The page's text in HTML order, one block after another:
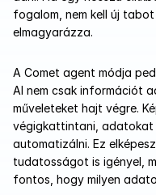
fogalom, nem kell új
elmagyarázza.
A Comet agent módja
AI nem csak információt
műveleteket hajt végre.
végigkattintani,
automatizálni. Ez
tudatosságot is igényel,
fontos, hogy milyen